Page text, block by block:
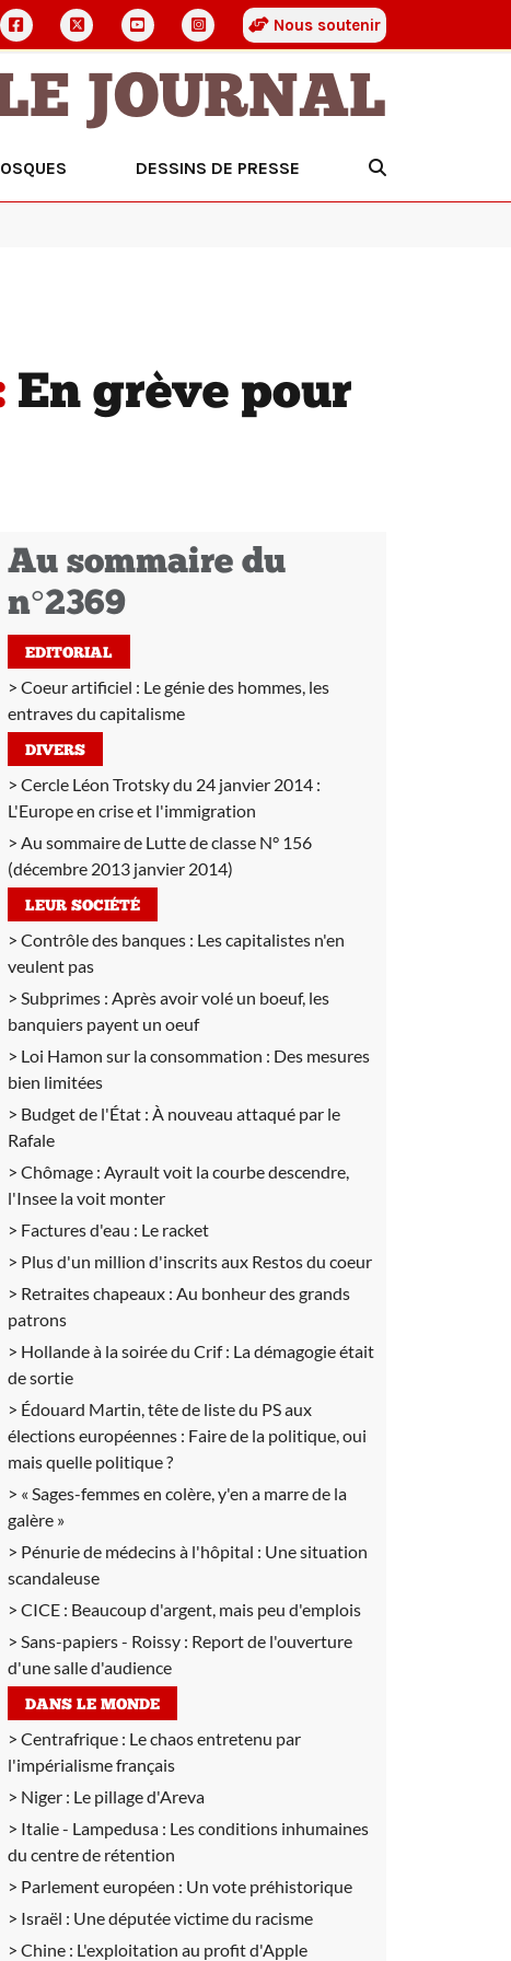
Nous soutenir
JOURNAL
DESSINS DE PRESSE
En grève pour
Au sommaire du
n°2369
EDITORIAL
Coeur artificiel : Le génie des hommes, les
entraves du capitalisme
DIVERS
Cercle Léon Trotsky du 24 janvier 2014 :
L'Europe en crise et l'immigration
Au sommaire de Lutte de classe N° 156
(décembre 2013 janvier 2014)
LEUR SOCIÉTÉ
Contrôle des banques : Les capitalistes n'en
veulent pas
Subprimes : Après avoir volé un boeuf, les
banquiers payent un oeuf
Loi Hamon sur la consommation : Des mesures
bien limitées
Budget de l'État : À nouveau attaqué par le
Rafale
Chômage : Ayrault voit la courbe descendre,
l'Insee la voit monter
Factures d'eau : Le racket
Plus d'un million d'inscrits aux Restos du coeur
Retraites chapeaux : Au bonheur des grands
patrons
Hollande à la soirée du Crif : La démagogie était
de sortie
Édouard Martin, tête de liste du PS aux
élections européennes : Faire de la politique, oui
mais quelle politique ?
« Sages-femmes en colère, y'en a marre de la
galère »
Pénurie de médecins à l'hôpital : Une situation
scandaleuse
CICE : Beaucoup d'argent, mais peu d'emplois
Sans-papiers - Roissy : Report de l'ouverture
d'une salle d'audience
DANS LE MONDE
Centrafrique : Le chaos entretenu par
l'impérialisme français
Niger : Le pillage d'Areva
Italie - Lampedusa : Les conditions inhumaines
du centre de rétention
Parlement européen : Un vote préhistorique
Israël : Une députée victime du racisme
Chine : L'exploitation au profit d'Apple